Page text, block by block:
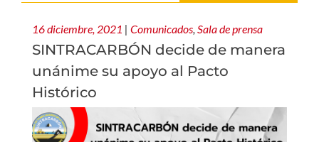
16 diciembre, 2021 | Comunicados, Sala de prensa
SINTRACARBÓN decide de manera
unánime su apoyo al Pacto
Histórico